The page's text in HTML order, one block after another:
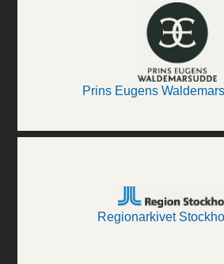
Prins Eugens
Regionarkivet